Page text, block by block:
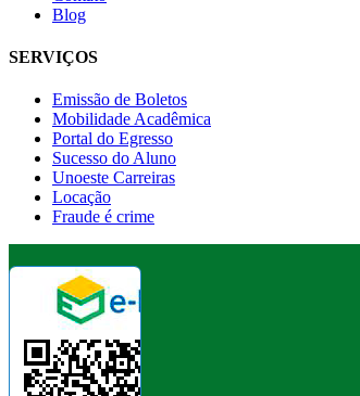
Blog
SERVIÇOS
Emissão de Boletos
Mobilidade Acadêmica
Portal do Egresso
Sucesso do Aluno
Unoeste Carreiras
Locação
Fraude é crime